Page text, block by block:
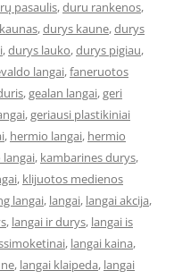
pasaulis,duru rankenos,
,durys kaune,durys
,durys lauko,durys pigiau,
langai,faneruotos
,gealan langai,geri
,geriausi plastikiniai
, hermio langai, hermio
, kambarines durys,
, klijuotos medienos
langai, langai, langai akcija,
, langai ir durys, langai is
, langai kaina,
, langai klaipeda, langai